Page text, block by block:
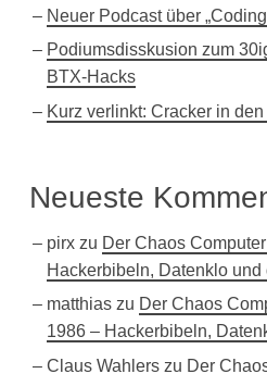
Neuer Podcast über
Podiumsdisskusion zum
BTX-Hacks
Kurz verlinkt: Cracker in
Neueste
pirxzu Der Chaos
Hackerbibeln, Datenklo und
matthiaszu Der Chaos
1986 – Hackerbibeln,
Claus Wahlerszu Der